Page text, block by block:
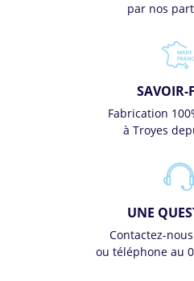
par nos
SAVOIR-
Fabrication
à Troyes
UNE
Contactez-
ou téléphone au